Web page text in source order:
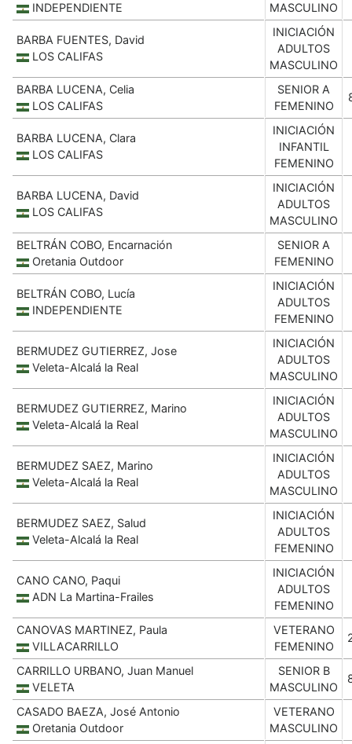
INDEPENDIENTE
MASCULINO
BARBA FUENTES, David
LOS CALIFAS
INICIACIÓN
ADULTOS
MASCULINO
BARBA LUCENA, Celia
LOS CALIFAS
SENIOR A
FEMENINO
BARBA LUCENA, Clara
LOS CALIFAS
INICIACIÓN
INFANTIL
FEMENINO
BARBA LUCENA, David
LOS CALIFAS
INICIACIÓN
ADULTOS
MASCULINO
BELTRÁN COBO, Encarnación
Oretania Outdoor
SENIOR A
FEMENINO
BELTRÁN COBO, Lucía
INDEPENDIENTE
INICIACIÓN
ADULTOS
FEMENINO
BERMUDEZ GUTIERREZ, Jose
Veleta-Alcalá la Real
INICIACIÓN
ADULTOS
MASCULINO
BERMUDEZ GUTIERREZ, Marino
Veleta-Alcalá la Real
INICIACIÓN
ADULTOS
MASCULINO
BERMUDEZ SAEZ, Marino
Veleta-Alcalá la Real
INICIACIÓN
ADULTOS
MASCULINO
BERMUDEZ SAEZ, Salud
Veleta-Alcalá la Real
INICIACIÓN
ADULTOS
FEMENINO
CANO CANO, Paqui
ADN La Martina-Frailes
INICIACIÓN
ADULTOS
FEMENINO
CANOVAS MARTINEZ, Paula
VILLACARRILLO
VETERANO
FEMENINO
CARRILLO URBANO, Juan Manuel
VELETA
SENIOR B
MASCULINO
CASADO BAEZA, José Antonio
Oretania Outdoor
VETERANO
MASCULINO